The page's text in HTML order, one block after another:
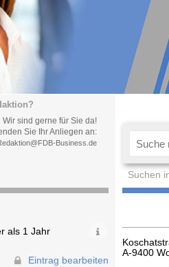
Wir sind gerne für Sie da!
Sie Ihr Anliegen an:
Business.de
Suchen
als 1 Jahr
Eintrag bearbeiten
A-9400